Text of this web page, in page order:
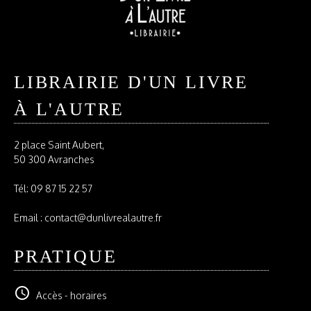
LIBRAIRIE D'UN LIVRE
À L'AUTRE
2 place Saint Aubert,
50 300 Avranches
Tél: 09 87 15 22 57
Email : contact@dunlivrealautre.fr
PRATIQUE
schedule Accès - horaires